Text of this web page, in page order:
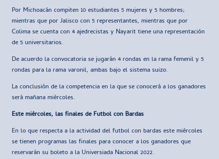
Por Michoacán compiten 10 estudiantes 5 mujeres y 5 hombres;
mientras que por Jalisco con 5 representantes, mientras que por
Colima se cuenta con 4 ajedrecistas y Nayarit tiene una representación
de 5 universitarios.
De acuerdo la convocatoria se jugarán 4 rondas en la rama femenil y 5
rondas para la rama varonil, ambas bajo el sistema suizo.
La conclusión de la competencia en la que se conocerá a los ganadores
será mañana miércoles.
Este miércoles, las finales de Futbol con Bardas
En lo que respecta a la actividad del futbol con bardas este miércoles
se tienen programas las finales para conocer a los ganadores que
reservarán su boleto a la Universiada Nacional 2022.